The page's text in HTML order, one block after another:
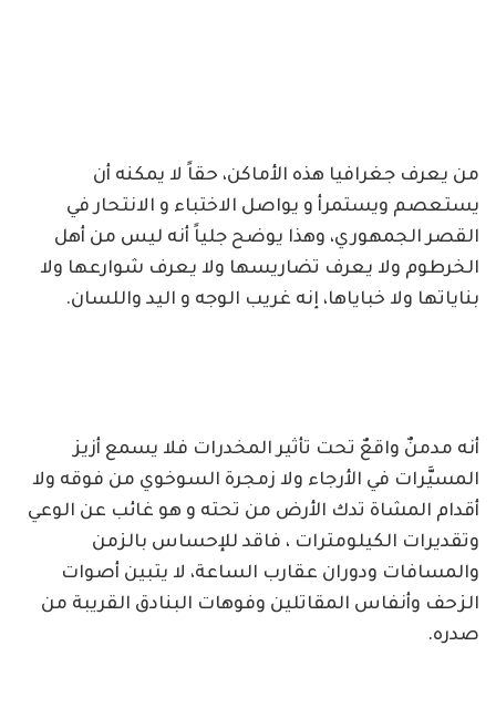
من يعرف جغرافيا هذه الأماكن، حقاً لا يمكنه أن
يستعصم ويستمرأ و يواصل الاختباء و الانتحار في
القصر الجمهوري، وهذا يوضح جلياً أنه ليس من أهل
الخرطوم ولا يعرف تضاريسها ولا يعرف شوارعها ولا
بناياتها ولا خباياها، إنه غريب الوجه و اليد واللسان.
أنه مدمنٌ واقعٌ تحت تأثير المخدرات فلا يسمع أزيز
المسيَّرات في الأرجاء ولا زمجرة السوخوي من فوقه ولا
أقدام المشاة تدك الأرض من تحته و هو غائب عن الوعي
وتقديرات الكيلومترات ، فاقد للإحساس بالزمن
والمسافات ودوران عقارب الساعة، لا يتبين أصوات
الزحف وأنفاس المقاتلين وفوهات البنادق القريبة من
صدره.